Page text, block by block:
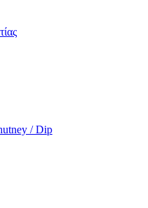
/ Dip